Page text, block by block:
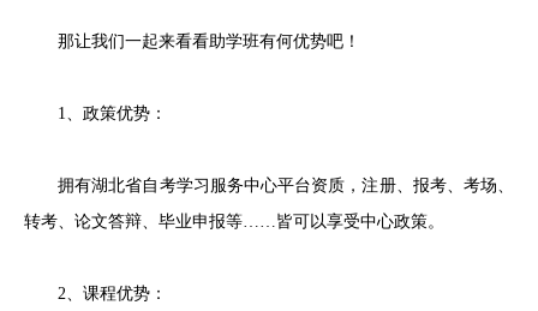
那让我们一起来看看助学班有何优势吧！
1、政策优势：
拥有湖北省自考学习服务中心平台资质，注册、报考、考场、
转考、论文答辩、毕业申报等……皆可以享受中心政策。
2、课程优势：